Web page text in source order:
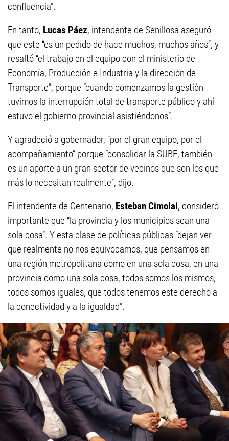
confluencia”.
En tanto, Lucas Páez, intendente de Senillosa aseguró
que este “es un pedido de hace muchos, muchos años”, y
resaltó “el trabajo en el equipo con el ministerio de
Economía, Producción e Industria y la dirección de
Transporte”, porque “cuando comenzamos la gestión
tuvimos la interrupción total de transporte público y ahí
estuvo el gobierno provincial asistiéndonos”.
Y agradeció a gobernador, “por el gran equipo, por el
acompañamiento” porque “consolidar la SUBE, también
es un aporte a un gran sector de vecinos que son los que
más lo necesitan realmente”, dijo.
El intendente de Centenario, Esteban Cimolai, consideró
importante que “la provincia y los municipios sean una
sola cosa”. Y esta clase de políticas públicas “dejan ver
que realmente no nos equivocamos, que pensamos en
una región metropolitana como en una sola cosa, en una
provincia como una sola cosa, todos somos los mismos,
todos somos iguales, que todos tenemos este derecho a
la conectividad y a la igualdad”.